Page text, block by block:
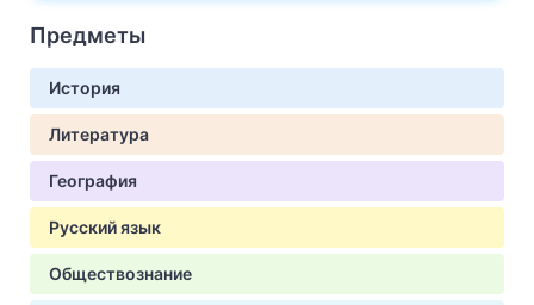
Предметы
История
Литература
География
Русский язык
Обществознание